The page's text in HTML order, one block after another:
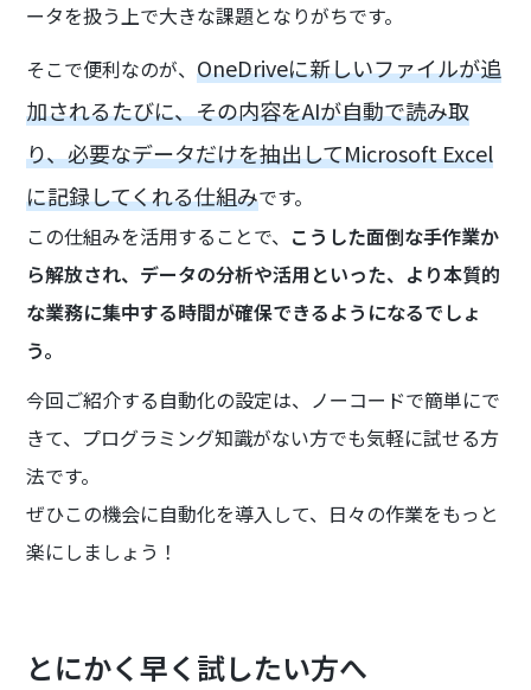
ータを扱う上で大きな課題となりがちです。
そこで便利なのが、OneDriveに新しいファイルが追
加されるたびに、その内容をAIが自動で読み取
り、必要なデータだけを抽出してMicrosoft Excel
に記録してくれる仕組みです。
この仕組みを活用することで、 こうした面倒な手作業か
ら解放され、データの分析や活用といった、より本質的
な業務に集中する時間が確保できるようになるでしょ
う。
今回ご紹介する自動化の設定は、ノーコードで簡単にで
きて、プログラミング知識がない方でも気軽に試せる方
法です。
ぜひこの機会に自動化を導入して、日々の作業をもっと
楽にしましょう！
とにかく早く試したい方へ